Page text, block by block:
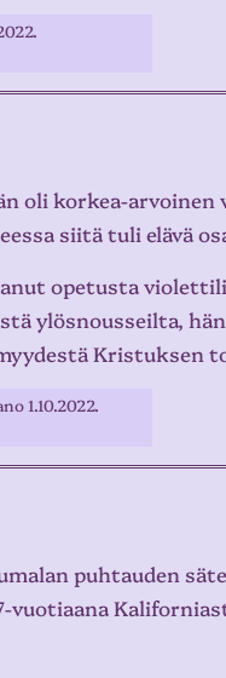
oli korkea-
siitä tuli elävä
opetusta
ylösnousseilta,
Kristuksen
1.10.2022.
puhtauden